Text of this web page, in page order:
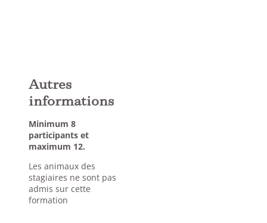
Autres
informations
Minimum 8
participants et
maximum 12.
Les animaux des
stagiaires ne sont pas
admis sur cette
formation